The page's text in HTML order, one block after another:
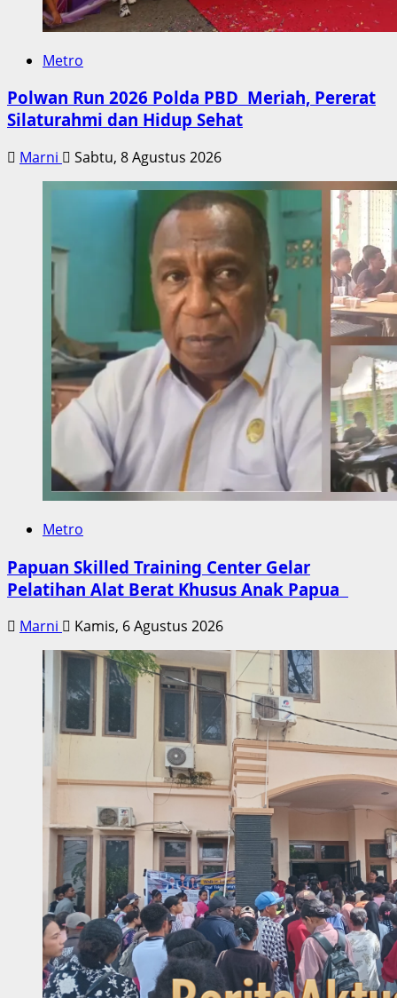
Metro
Polwan Run 2026 Polda PBD Meriah, Pererat
Silaturahmi dan Hidup Sehat
Marni Sabtu, 8 Agustus 2026
Metro
Papuan Skilled Training Center Gelar
Pelatihan Alat Berat Khusus Anak Papua
Marni Kamis, 6 Agustus 2026